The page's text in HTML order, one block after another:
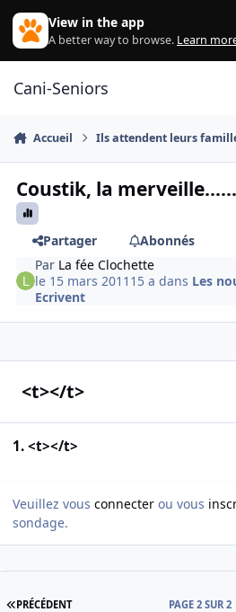
Aller au contenu
View in the app
A better way to browse. Learn
Cani-Seniors
Accueil Ils attendent leurs
Coustik, la
Partager
Abonnés
Par La fée Clochette
le 15 mars 2011 15 a dans Les
Ecrivent
<t></t>
1. <t></t>
Veuillez vous connecter ou vous
sondage.
PREMIÈRE PAGE
PRÉCÉDENT PAGE 2 SUR 2